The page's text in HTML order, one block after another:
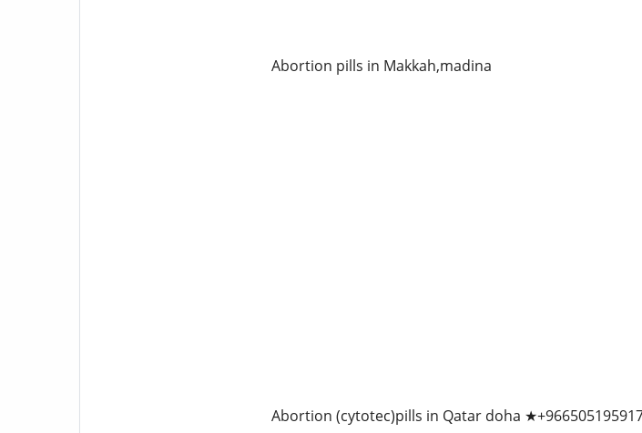
Abortion pills in Makkah,madina
Abortion (cytotec)pills in Qatar doha